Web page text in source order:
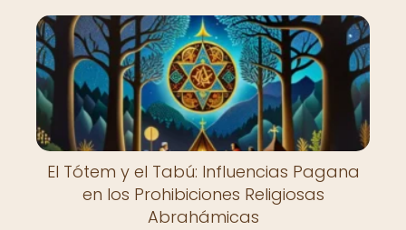
El Tótem y el Tabú: Influencias Pagana
en los Prohibiciones Religiosas
Abrahámicas